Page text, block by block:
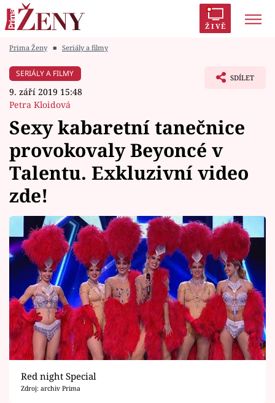
ŽIVĚ
Módní alarm
Témata
Celebrity
Vztahy
Seriály
Horoskopy
Sledujte prima+
Filmový festival Karlovy Vary
Prima Ženy ■ Seriály a filmy
SERIÁLY A FILMY
9. září 2019 15:48
Petra Kloidová
SDÍLET
Sexy kabaretní tanečnice
provokovaly Beyoncé v
Talentu. Exkluzivní video
zde!
Red night Special
Zdroj: archiv Prima